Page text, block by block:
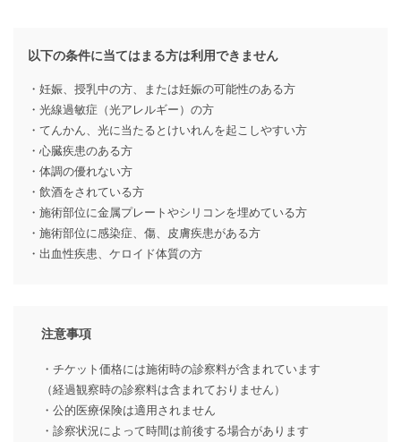
以下の条件に当てはまる方は利用できません
・妊娠、授乳中の方、または妊娠の可能性のある方
・光線過敏症（光アレルギー）の方
・てんかん、光に当たるとけいれんを起こしやすい方
・心臓疾患のある方
・体調の優れない方
・飲酒をされている方
・施術部位に金属プレートやシリコンを埋めている方
・施術部位に感染症、傷、皮膚疾患がある方
・出血性疾患、ケロイド体質の方
注意事項
・チケット価格には施術時の診察料が含まれています
（経過観察時の診察料は含まれておりません）
・公的医療保険は適用されません
・診察状況によって時間は前後する場合があります